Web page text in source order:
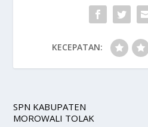
KECEPATAN:
SPN KABUPATEN
MOROWALI TOLAK